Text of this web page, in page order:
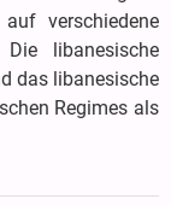
verschiedene
libanesische
das libanesische
Regimes als